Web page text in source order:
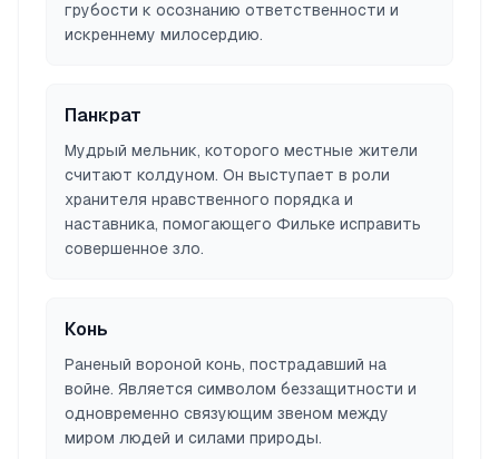
грубости к осознанию ответственности и
искреннему милосердию.
Панкрат
Мудрый мельник, которого местные жители
считают колдуном. Он выступает в роли
хранителя нравственного порядка и
наставника, помогающего Фильке исправить
совершенное зло.
Конь
Раненый вороной конь, пострадавший на
войне. Является символом беззащитности и
одновременно связующим звеном между
миром людей и силами природы.